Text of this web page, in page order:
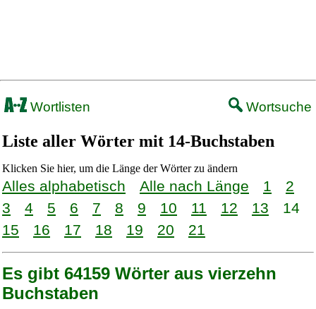
Wortlisten Wortsuche
Liste aller Wörter mit 14-Buchstaben
Klicken Sie hier, um die Länge der Wörter zu ändern
Alles alphabetisch Alle nach Länge 1
2
3
4 5 6 7 8 9 10 11 12 13
14
15
16 17 18 19 20 21
Es gibt 64159 Wörter aus vierzehn
Buchstaben